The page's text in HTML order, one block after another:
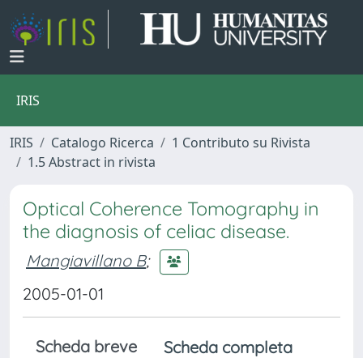
IRIS
IRIS Catalogo Ricerca
1 Contributo su Rivista
1.5 Abstract in rivista
Optical Coherence Tomography in
the diagnosis of celiac disease.
Mangiavillano B;
2005-01-01
Scheda breve
Scheda completa